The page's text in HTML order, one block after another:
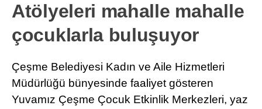
DÜNYA
MAGAZİN
SAĞLIK
TEKNOLOJİ
Atölyeleri mahalle mahalle
çocuklarla buluşuyor
Çeşme Belediyesi Kadın ve Aile Hizmetleri
Müdürlüğü bünyesinde faaliyet gösteren
Yuvamız Çeşme Çocuk Etkinlik Merkezleri, yaz